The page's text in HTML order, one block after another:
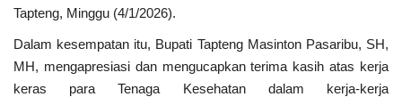
Tapteng, Minggu (4/1/2026).
Dalam kesempatan itu, Bupati Tapteng Masinton Pasaribu, SH,
MH, mengapresiasi dan mengucapkan terima kasih atas kerja
keras para Tenaga Kesehatan dalam kerja-kerja